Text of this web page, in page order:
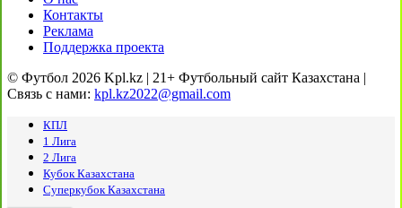
Контакты
Реклама
Поддержка проекта
© Футбол 2026 Kpl.kz | 21+ Футбольный сайт Казахстана |
Связь с нами: kpl.kz2022@gmail.com
КПЛ
1 Лига
2 Лига
Кубок Казахстана
Суперкубок Казахстана